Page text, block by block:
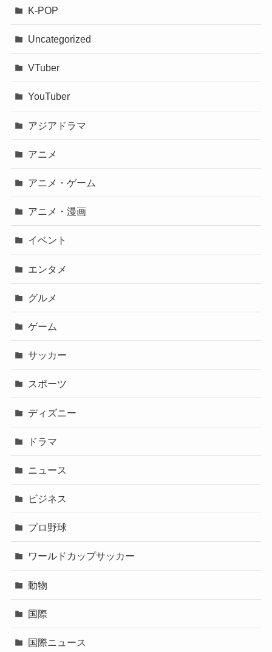
K-POP
Uncategorized
VTuber
YouTuber
アジアドラマ
アニメ
アニメ・ゲーム
アニメ・漫画
イベント
エンタメ
グルメ
ゲーム
サッカー
スポーツ
ディズニー
ドラマ
ニュース
ビジネス
プロ野球
ワールドカップサッカー
動物
国際
国際ニュース